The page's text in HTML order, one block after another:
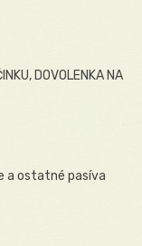
DOVOLENKA NA
a ostatné pasíva